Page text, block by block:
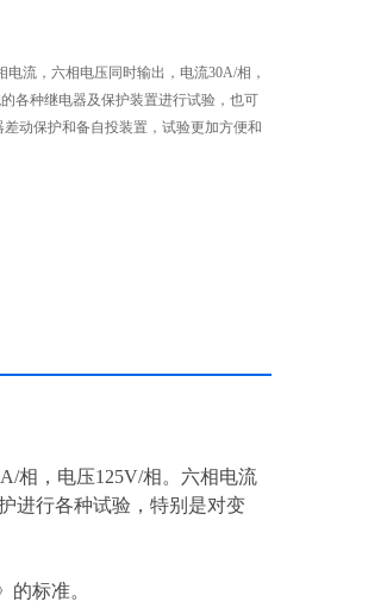
流，六相电压同时输出，电流30A/相，
各种继电器及保护装置进行试验，也可
动保护和备自投装置，试验更加方便和
相，电压125V/相。六相电流
进行各种试验，特别是对变
标准。